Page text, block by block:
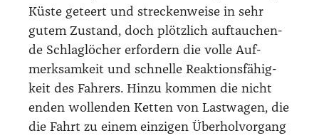
Küs­te geteert und stre­cken­wei­se in sehr
gutem Zustand, doch plötz­lich auf­tau­chen­
de Schlag­lö­cher erfor­dern die vol­le Auf­
merk­sam­keit und schnel­le Reak­ti­ons­fä­hig­
keit des Fah­rers. Hin­zu kom­men die nicht
enden wol­len­den Ket­ten von Last­wa­gen, die
die Fahrt zu einem ein­zi­gen Über­hol­vor­gang